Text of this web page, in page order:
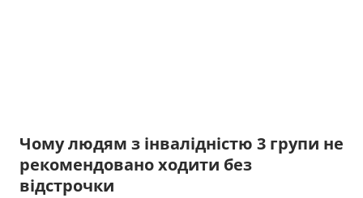
Чому людям з інвалідністю 3 групи не
рекомендовано ходити без
відстрочки